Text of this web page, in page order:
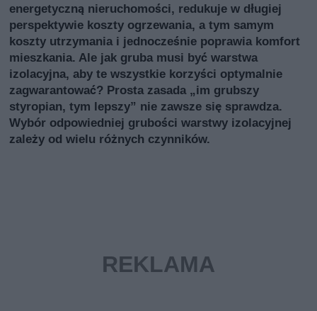
energetyczną nieruchomości, redukuje w długiej
perspektywie koszty ogrzewania, a tym samym
koszty utrzymania i jednocześnie poprawia komfort
mieszkania. Ale jak gruba musi być warstwa
izolacyjna, aby te wszystkie korzyści optymalnie
zagwarantować? Prosta zasada „im grubszy
styropian, tym lepszy” nie zawsze się sprawdza.
Wybór odpowiedniej grubości warstwy izolacyjnej
zależy od wielu różnych czynników.